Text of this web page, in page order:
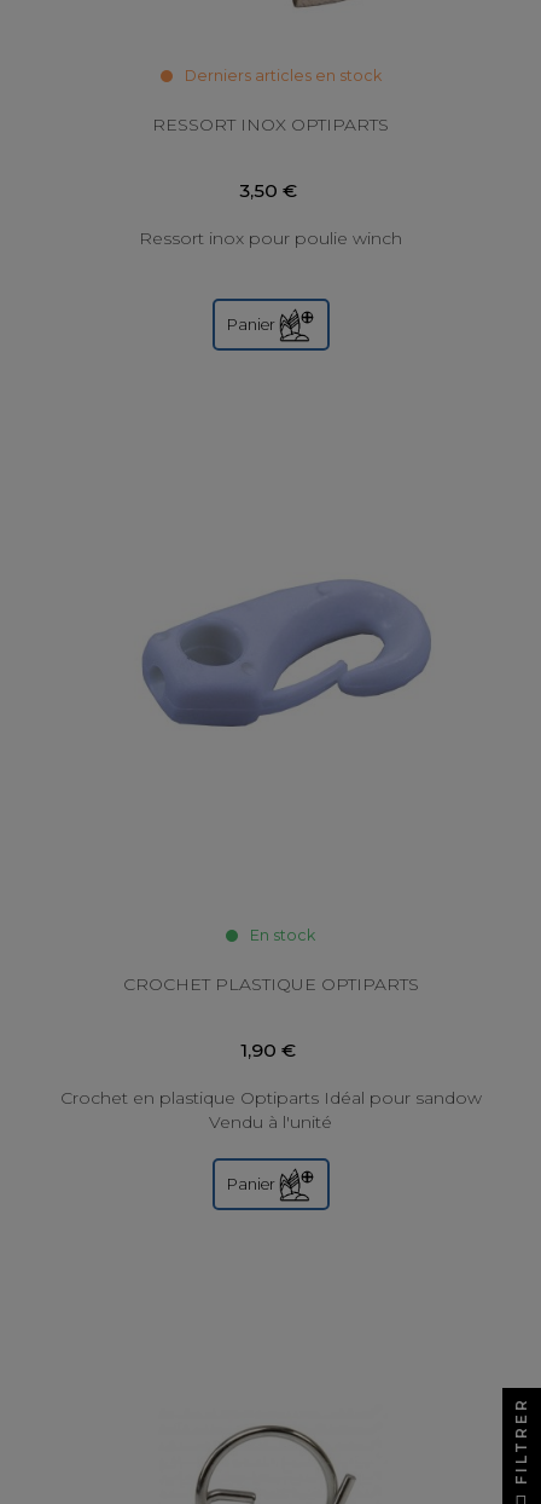
Derniers articles en stock
RESSORT INOX OPTIPARTS
3,50 €
Ressort inox pour poulie winch
Panier
En stock
CROCHET PLASTIQUE OPTIPARTS
1,90 €
Crochet en plastique Optiparts Idéal pour sandow
Vendu à l'unité
Panier
FILTRER